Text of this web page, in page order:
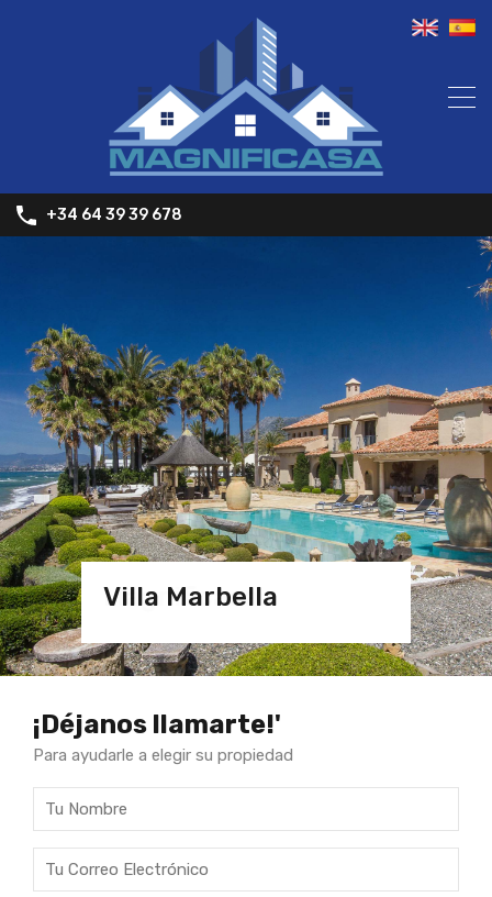
+34 64 39 39 678
Villa Marbella
Magnificasa
Villa
Villa Marbella
Magnificasa
¡Déjanos llamarte!'
Para ayudarle a elegir su propiedad